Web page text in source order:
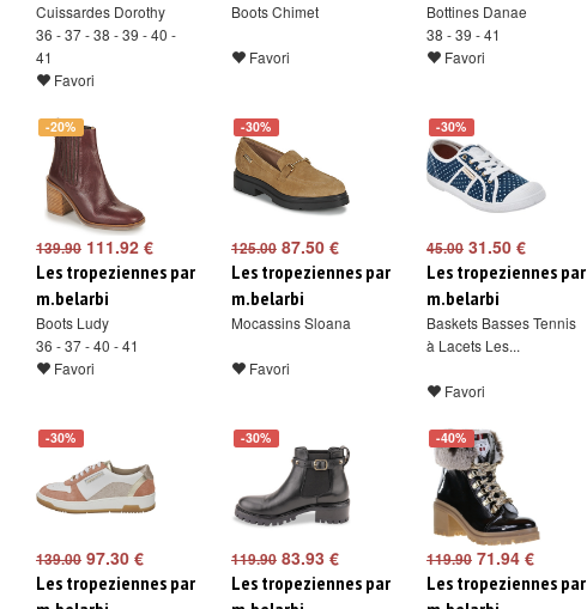
Cuissardes Dorothy
36 - 37 - 38 - 39 - 40 -
41
Favori
Boots Chimet
Favori
Bottines Danae
38 - 39 - 41
Favori
-20%
139.90 111.92 €
Les tropeziennes par
m.belarbi
Boots Ludy
36 - 37 - 40 - 41
Favori
-30%
125.00 87.50 €
Les tropeziennes par
m.belarbi
Mocassins Sloana
Favori
-30%
45.00 31.50 €
Les tropeziennes par
m.belarbi
Baskets Basses Tennis
à Lacets Les...
Favori
-30%
139.00 97.30 €
Les tropeziennes par
-30%
119.90 83.93 €
Les tropeziennes par
-40%
119.90 71.94 €
Les tropeziennes par